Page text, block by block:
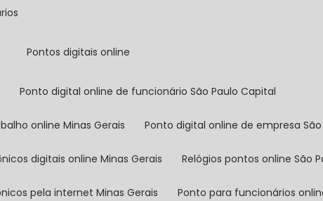
pontos digitais online
ponto digital online de funcionário São Paulo Capital
online Minas Gerais ponto digital online de empresa
digitais online Minas Gerais relógios pontos online São
pela internet Minas Gerais ponto para funcionários